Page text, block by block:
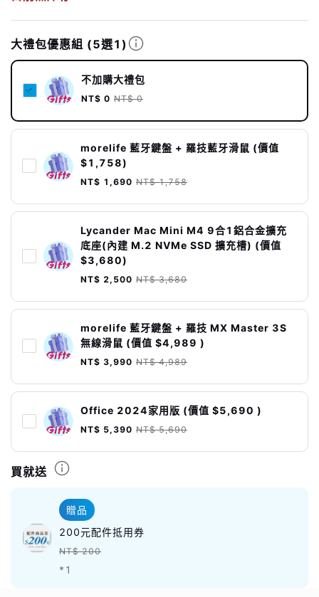
大禮包優惠組 (5選1)
不加購大禮包
NT$ 0 NT$ 0
morelife 藍牙鍵盤 + 羅技藍牙滑鼠 (價值
$1,758)
NT$ 1,690 NT$ 1,758
Lycander Mac Mini M4 9合1鋁合金擴充
底座(內建 M.2 NVMe SSD 擴充槽) (價值
$3,680)
NT$ 2,500 NT$ 3,680
morelife 藍牙鍵盤 + 羅技 MX Master 3S
無線滑鼠 (價值 $4,989 )
NT$ 3,990 NT$ 4,989
Office 2024家用版 (價值 $5,690 )
NT$ 5,390 NT$ 5,690
買就送
贈品
200元配件抵用券
NT$ 200
*1